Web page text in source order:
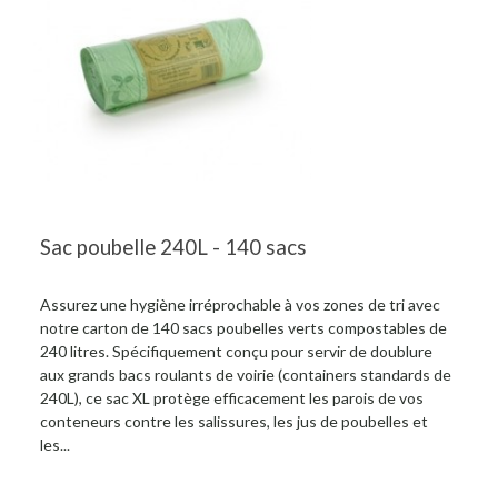
Sac poubelle 240L - 140 sacs
Assurez une hygiène irréprochable à vos zones de tri avec
notre carton de 140 sacs poubelles verts compostables de
240 litres. Spécifiquement conçu pour servir de doublure
aux grands bacs roulants de voirie (containers standards de
240L), ce sac XL protège efficacement les parois de vos
conteneurs contre les salissures, les jus de poubelles et
les...